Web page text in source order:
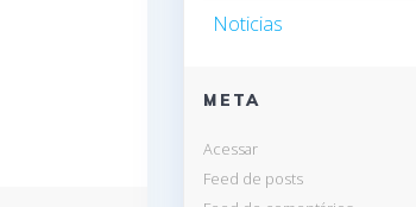
Noticias
META
Acessar
Feed de posts